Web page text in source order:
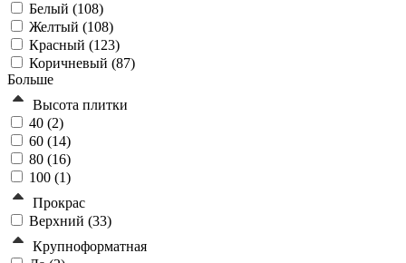
Белый (108)
Желтый (108)
Красный (123)
Коричневый (87)
Больше
Высота плитки
40 (2)
60 (14)
80 (16)
100 (1)
Прокрас
Верхний (33)
Крупноформатная